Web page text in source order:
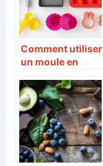
Comment utiliser
un moule en